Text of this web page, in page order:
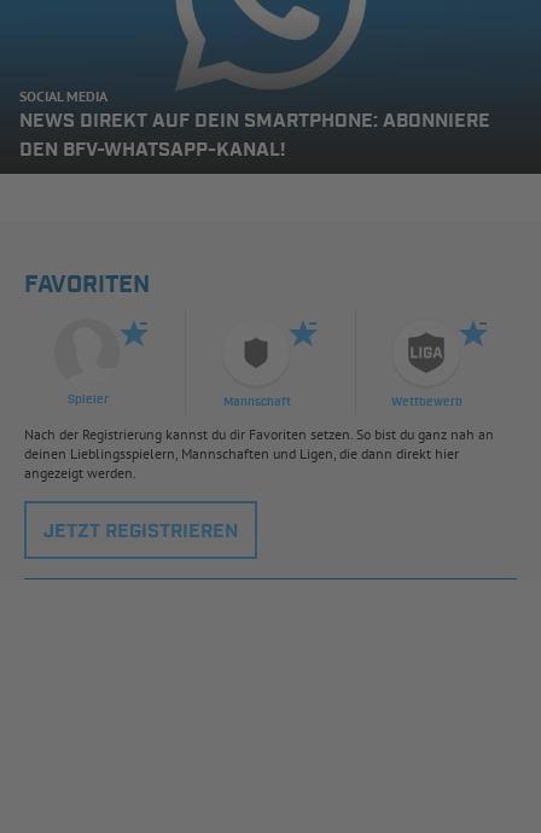
SOCIAL MEDIA
NEWS DIREKT AUF DEIN SMARTPHONE: ABONNIERE
DEN BFV-WHATSAPP-KANAL!
FAVORITEN
Spieler Mannschaft Wettbewerb
Nach der Registrierung kannst du dir Favoriten setzen. So bist du ganz nah an
deinen Lieblingsspielern, Mannschaften und Ligen, die dann direkt hier
angezeigt werden.
JETZT REGISTRIEREN